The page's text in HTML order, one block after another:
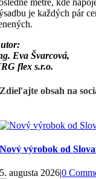
metre, kde
je každých pár
Eva Švarcová,
flex s.r.o.
Zdieľajte obsah na
Nový výrobok od
5. augusta 2026|0